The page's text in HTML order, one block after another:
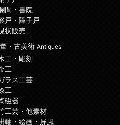
間・書院
戸・障子戸
状販売
・古美術 Antiques
工・彫刻
工
ラス工芸
工
磁器
工芸・他素材
軸・絵画・屏風